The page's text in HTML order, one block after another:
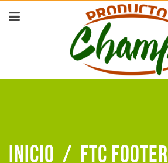
Inicio / FTC Footer